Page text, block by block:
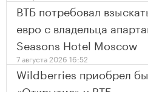
ВТБ потребовал
евро с владельца
Seasons Hotel Moscow
7 августа 2026 16:52
Wildberries приобрел